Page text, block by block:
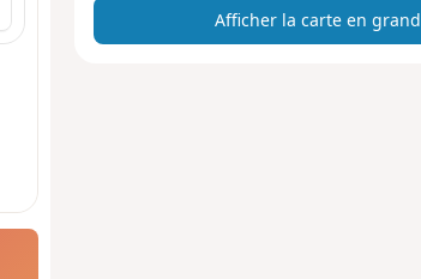
t
e
Afficher la carte en grand